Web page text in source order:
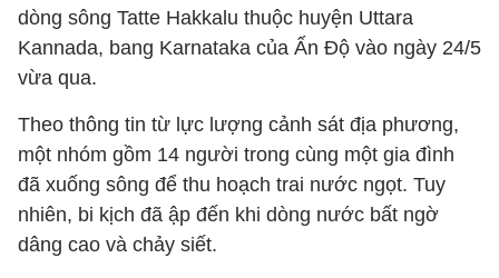
dòng sông Tatte Hakkalu thuộc huyện Uttara
Kannada, bang Karnataka của Ấn Độ vào ngày 24/5
vừa qua.
Theo thông tin từ lực lượng cảnh sát địa phương,
một nhóm gồm 14 người trong cùng một gia đình
đã xuống sông để thu hoạch trai nước ngọt. Tuy
nhiên, bi kịch đã ập đến khi dòng nước bất ngờ
dâng cao và chảy siết.